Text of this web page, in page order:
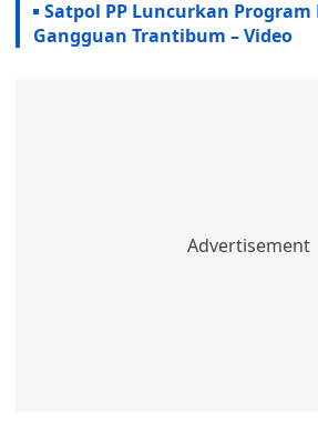
Satpol PP Luncurkan Program
Gangguan Trantibum – Video